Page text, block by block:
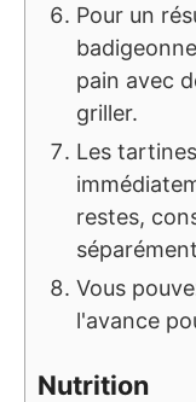
Pour un
pain avec
griller.
Les
restes,
Vous
l'avance
Nutrition